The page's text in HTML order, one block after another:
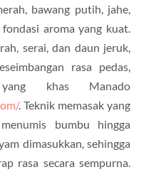
bawang putih, jahe,
aroma yang kuat.
serai, dan daun jeruk,
rasa pedas,
khas Manado
. Teknik memasak yang
bumbu hingga
dimasukkan, sehingga
rasa secara sempurna.